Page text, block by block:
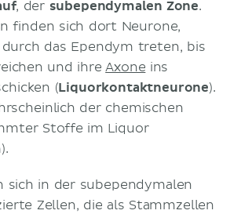
, der subependymalen Zone.
finden sich dort Neurone,
durch das Ependym treten, bis
und ihreAxone ins
(Liquorkontaktneurone).
der chemischen
Stoffe im Liquor
sich in der subependymalen
Zellen, die als Stammzellen